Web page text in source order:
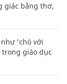
giác bằng thơ,
'chó với
giáo dục